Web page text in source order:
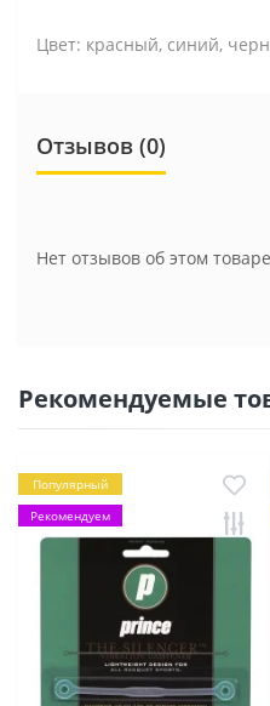
Цвет: красный, синий,
Отзывов (0)
Нет отзывов об этом
Рекомендуемые
Популярный
Рекомендуем